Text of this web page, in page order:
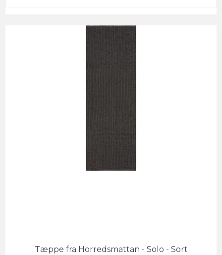
Tæppe fra Horredsmattan - Solo - Sort